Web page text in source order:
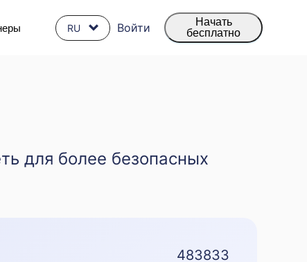
RU Войти
Начать
бесплатно
для более безопасных
483833